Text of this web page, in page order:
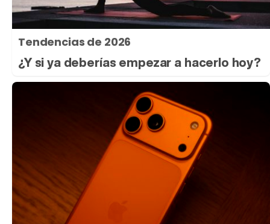
Tendencias de 2026
¿Y si ya deberías empezar a hacerlo hoy?